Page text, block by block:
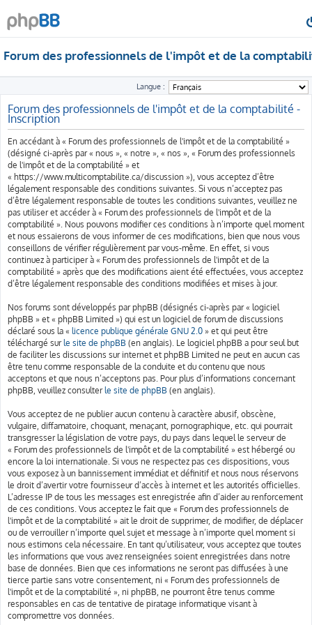
Forum des professionnels de l'impôt et de la
Langue :
Forum des professionnels de l'impôt et de la comptabilité -
Inscription
En accédant à « Forum des professionnels de l'impôt et de la comptabilité »
(désigné ci-après par « nous », « notre », « nos », « Forum des professionnels
de l'impôt et de la comptabilité » et
« https://www.multicomptabilite.ca/discussion »), vous acceptez d’être
légalement responsable des conditions suivantes. Si vous n’acceptez pas
d’être légalement responsable de toutes les conditions suivantes, veuillez ne
pas utiliser et accéder à « Forum des professionnels de l'impôt et de la
comptabilité ». Nous pouvons modifier ces conditions à n’importe quel moment
et nous essaierons de vous informer de ces modifications, bien que nous vous
conseillons de vérifier régulièrement par vous-même. En effet, si vous
continuez à participer à « Forum des professionnels de l'impôt et de la
comptabilité » après que des modifications aient été effectuées, vous acceptez
d’être légalement responsable des conditions modifiées et mises à jour.
Nos forums sont développés par phpBB (désignés ci-après par « logiciel
phpBB » et « phpBB Limited ») qui est un logiciel de forum de discussions
déclaré sous la « licence publique générale GNU 2.0 » et qui peut être
téléchargé surle site de phpBB (en anglais). Le logiciel phpBB a pour seul but
de faciliter les discussions sur internet et phpBB Limited ne peut en aucun cas
être tenu comme responsable de la conduite et du contenu que nous
acceptons et que nous n’acceptons pas. Pour plus d’informations concernant
phpBB, veuillez consulterle site de phpBB (en anglais).
Vous acceptez de ne publier aucun contenu à caractère abusif, obscène,
vulgaire, diffamatoire, choquant, menaçant, pornographique, etc. qui pourrait
transgresser la législation de votre pays, du pays dans lequel le serveur de
« Forum des professionnels de l'impôt et de la comptabilité » est hébergé ou
encore la loi internationale. Si vous ne respectez pas ces dispositions, vous
vous exposez à un bannissement immédiat et définitif et nous nous réservons
le droit d’avertir votre fournisseur d’accès à internet et les autorités officielles.
L’adresse IP de tous les messages est enregistrée afin d’aider au renforcement
de ces conditions. Vous acceptez le fait que « Forum des professionnels de
l'impôt et de la comptabilité » ait le droit de supprimer, de modifier, de déplacer
ou de verrouiller n’importe quel sujet et message à n’importe quel moment si
nous estimons cela nécessaire. En tant qu’utilisateur, vous acceptez que toutes
les informations que vous avez renseignées soient enregistrées dans notre
base de données. Bien que ces informations ne seront pas diffusées à une
tierce partie sans votre consentement, ni « Forum des professionnels de
l'impôt et de la comptabilité », ni phpBB, ne pourront être tenus comme
responsables en cas de tentative de piratage informatique visant à
compromettre vos données.